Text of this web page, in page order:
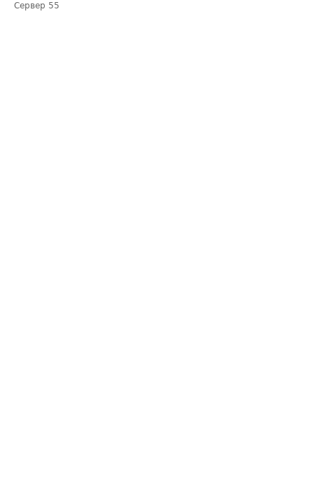
Сервер 55